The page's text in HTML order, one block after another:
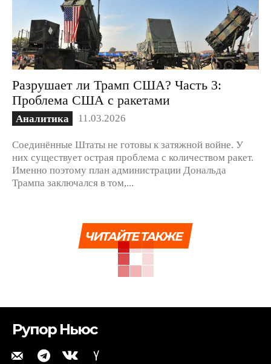
Разрушает ли Трамп США? Часть 3:
Проблема США с ракетами
Аналитика 11.03.2026
Соединённые Штаты не готовы к затяжной войне. У
них существует острая проблема с количеством ракет.
Именно поэтому план администрации Дональда
Трампа заключался в том,...
ЧИТАЙТЕ ТАКЖЕ
Рупор Ньюс